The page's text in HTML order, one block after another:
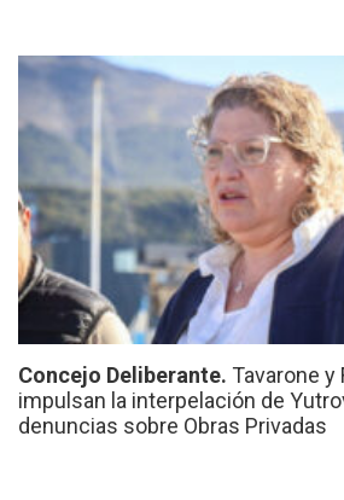
Concejo Deliberante. Tavarone y
impulsan la interpelación de
denuncias sobre Obras Privadas